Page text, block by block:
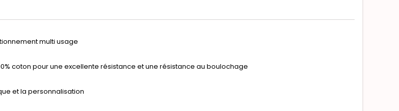
multi usage
coton pour une excellente résistance et une résistance au boulochage
et la personnalisation